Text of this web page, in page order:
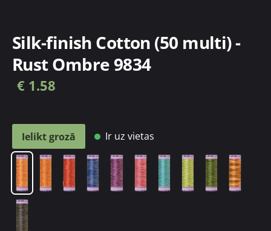
Silk-finish Cotton (50 multi) -
Rust Ombre 9834
€ 1.58
Ielikt grozā Ir uz vietas